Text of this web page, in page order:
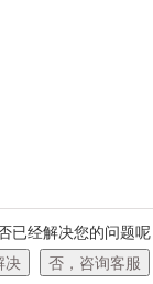
已经解决您的问题